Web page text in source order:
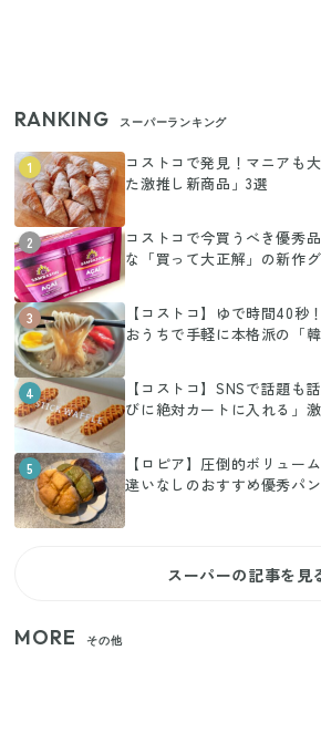
RANKING スーパーランキング
1
コストコで発見！マニアも
た激推し新商品」3選
2
コストコで今買うべき優秀
な「買って大正解」の新作
3
【コストコ】ゆで時間40秒
おうちで手軽に本格派の「韓
4
【コストコ】SNSで話題も
びに絶対カートに入れる」
5
【ロピア】圧倒的ボリュー
違いなしのおすすめ優秀パ
スーパーの記事を見
MORE その他